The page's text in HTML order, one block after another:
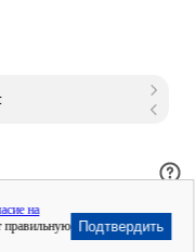
на
правильную
Подтвердить